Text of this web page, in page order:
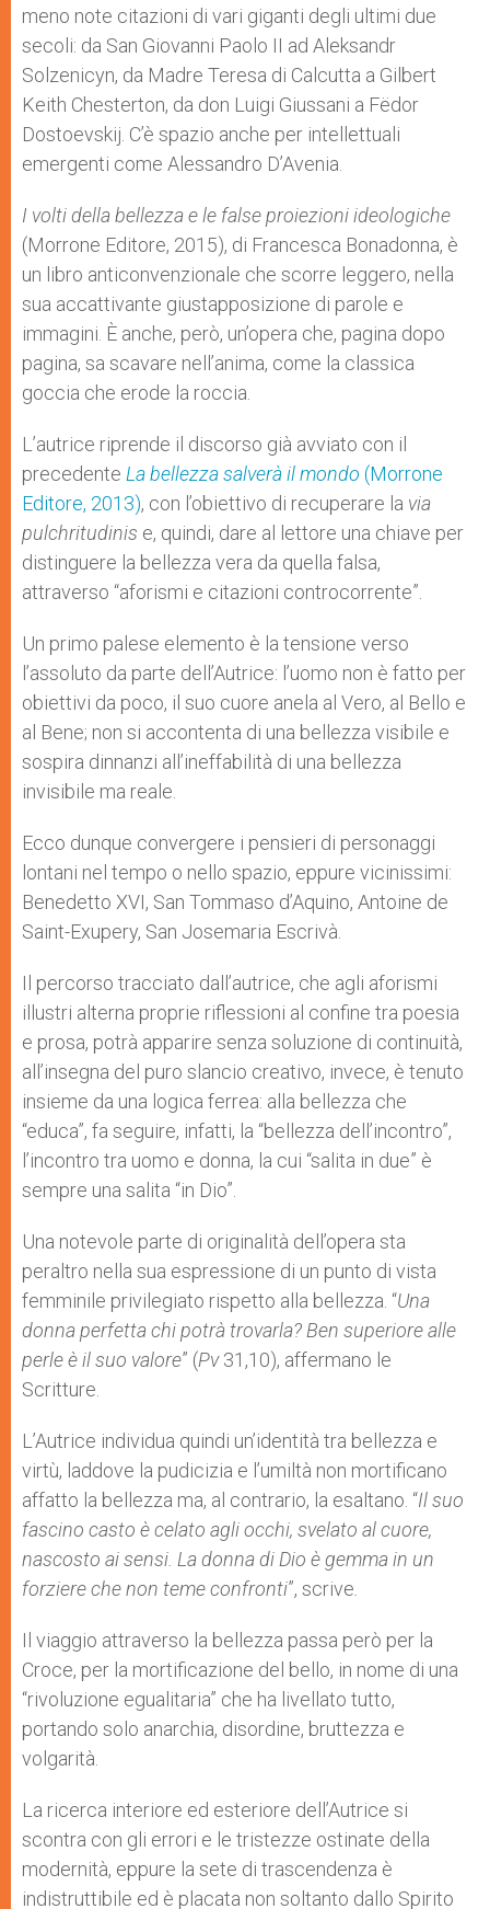
meno note citazioni di vari giganti degli ultimi due
secoli: da San Giovanni Paolo II ad Aleksandr
Solzenicyn, da Madre Teresa di Calcutta a Gilbert
Keith Chesterton, da don Luigi Giussani a Fëdor
Dostoevskij. C’è spazio anche per intellettuali
emergenti come Alessandro D’Avenia.
I volti della bellezza e le false proiezioni ideologiche
(Morrone Editore, 2015), di Francesca Bonadonna, è
un libro anticonvenzionale che scorre leggero, nella
sua accattivante giustapposizione di parole e
immagini. È anche, però, un’opera che, pagina dopo
pagina, sa scavare nell’anima, come la classica
goccia che erode la roccia.
L’autrice riprende il discorso già avviato con il
precedente La bellezza salverà il mondo (Morrone
Editore, 2013), con l’obiettivo di recuperare la via
pulchritudinis e, quindi, dare al lettore una chiave per
distinguere la bellezza vera da quella falsa,
attraverso “aforismi e citazioni controcorrente”.
Un primo palese elemento è la tensione verso
l’assoluto da parte dell’Autrice: l’uomo non è fatto per
obiettivi da poco, il suo cuore anela al Vero, al Bello e
al Bene; non si accontenta di una bellezza visibile e
sospira dinnanzi all’ineffabilità di una bellezza
invisibile ma reale.
Ecco dunque convergere i pensieri di personaggi
lontani nel tempo o nello spazio, eppure vicinissimi:
Benedetto XVI, San Tommaso d’Aquino, Antoine de
Saint-Exupery, San Josemaria Escrivà.
Il percorso tracciato dall’autrice, che agli aforismi
illustri alterna proprie riflessioni al confine tra poesia
e prosa, potrà apparire senza soluzione di continuità,
all’insegna del puro slancio creativo, invece, è tenuto
insieme da una logica ferrea: alla bellezza che
“educa”, fa seguire, infatti, la “bellezza dell’incontro”,
l’incontro tra uomo e donna, la cui “salita in due” è
sempre una salita “in Dio”.
Una notevole parte di originalità dell’opera sta
peraltro nella sua espressione di un punto di vista
femminile privilegiato rispetto alla bellezza. “Una
donna perfetta chi potrà trovarla? Ben superiore alle
perle è il suo valore” (Pv31,10), affermano le
Scritture.
L’Autrice individua quindi un’identità tra bellezza e
virtù, laddove la pudicizia e l’umiltà non mortificano
affatto la bellezza ma, al contrario, la esaltano. “Il suo
fascino casto è celato agli occhi, svelato al cuore,
nascosto ai sensi. La donna di Dio è gemma in un
forziere che non teme confronti”, scrive.
Il viaggio attraverso la bellezza passa però per la
Croce, per la mortificazione del bello, in nome di una
“rivoluzione egualitaria” che ha livellato tutto,
portando solo anarchia, disordine, bruttezza e
volgarità.
La ricerca interiore ed esteriore dell’Autrice si
scontra con gli errori e le tristezze ostinate della
modernità, eppure la sete di trascendenza è
indistruttibile ed è placata non soltanto dallo Spirito